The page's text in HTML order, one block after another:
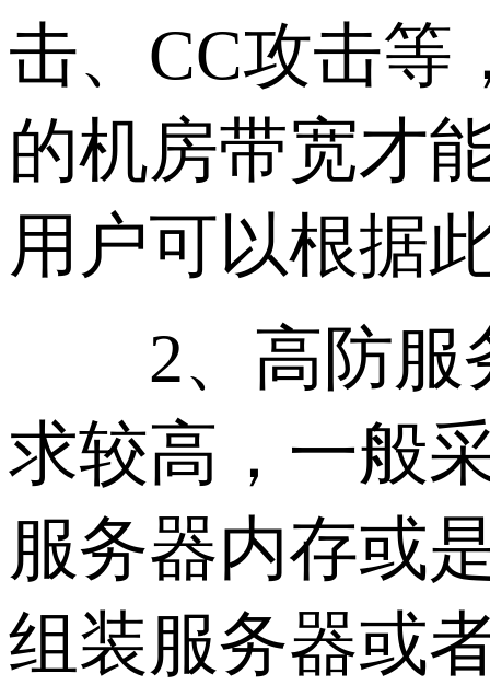
击、CC攻击等
的机房带宽才
用户可以根据
2、高防服务
求较高，一般
服务器内存或
组装服务器或